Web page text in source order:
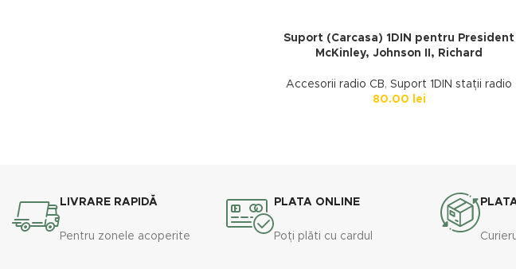
Suport (Carcasa) 1DIN pentru President
McKinley, Johnson II, Richard
Accesorii radio CB,Suport 1DIN stații radio
80.00
lei
LIVRARE RAPIDĂ
Pentru zonele acoperite
PLATA ONLINE
Poți plăti cu cardul